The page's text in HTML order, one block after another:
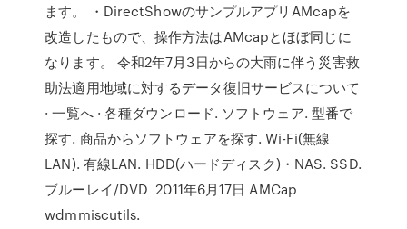
ます。 ・DirectShowのサンプルアプリAMcapを
改造したもので、操作方法はAMcapとほぼ同じに
なります。 令和2年7月3日からの大雨に伴う災害救
助法適用地域に対するデータ復旧サービスについて
· 一覧へ · 各種ダウンロード. ソフトウェア. 型番で
探す. 商品からソフトウェアを探す. Wi-Fi(無線
LAN). 有線LAN. HDD(ハードディスク)・NAS. SSD.
ブルーレイ/DVD 2011年6月17日 AMCap
wdmmiscutils.